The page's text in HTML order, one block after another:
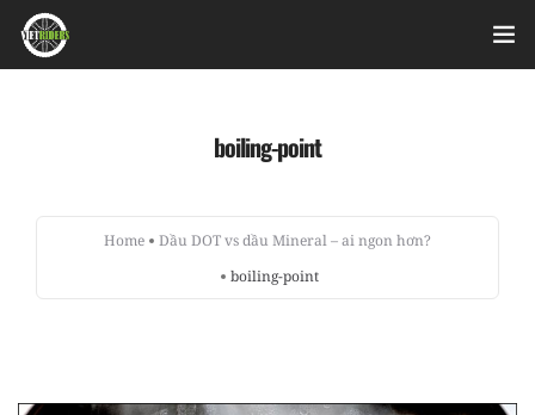
Nhật ký sửa chữa
boiling-point
Home
Dầu DOT vs dầu Mineral – ai ngon hơn?
boiling-point